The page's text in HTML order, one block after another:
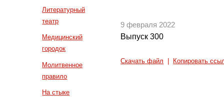
Литературный
театр
Медицинский
городок
Молитвенное
правило
На стыке
9 февраля 2022
Выпуск 300
Скачать файл Копировать